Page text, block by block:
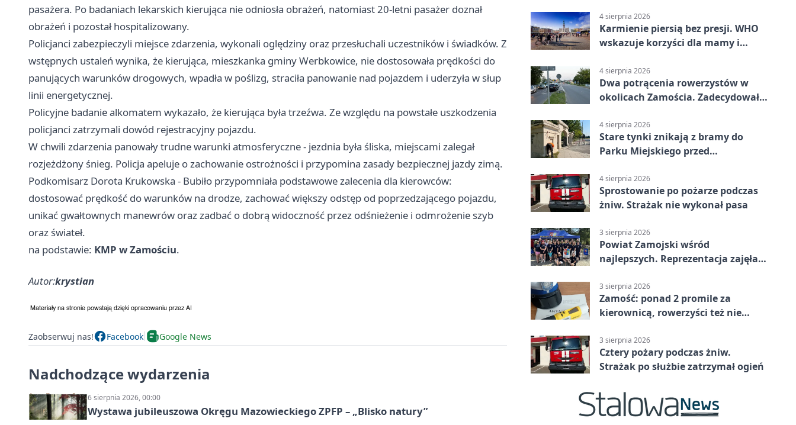
pasażera. Po badaniach lekarskich kierująca nie odniosła obrażeń, natomiast 20-letni pasażer doznał
obrażeń i pozostał hospitalizowany.
Policjanci zabezpieczyli miejsce zdarzenia, wykonali oględziny oraz przesłuchali uczestników i świadków. Z
wstępnych ustaleń wynika, że kierująca, mieszkanka gminy Werbkowice, nie dostosowała prędkości do
panujących warunków drogowych, wpadła w poślizg, straciła panowanie nad pojazdem i uderzyła w słup
linii energetycznej.
Policyjne badanie alkomatem wykazało, że kierująca była trzeźwa. Ze względu na powstałe uszkodzenia
policjanci zatrzymali dowód rejestracyjny pojazdu.
W chwili zdarzenia panowały trudne warunki atmosferyczne - jezdnia była śliska, miejscami zalegał
rozjeżdżony śnieg. Policja apeluje o zachowanie ostrożności i przypomina zasady bezpiecznej jazdy zimą.
Podkomisarz Dorota Krukowska - Bubiło przypomniała podstawowe zalecenia dla kierowców:
dostosować prędkość do warunków na drodze, zachować większy odstęp od poprzedzającego pojazdu,
unikać gwałtownych manewrów oraz zadbać o dobrą widoczność przez odśnieżenie i odmrożenie szyb
oraz świateł.
na podstawie: KMP w Zamościu.
Autor:krystian
Zaobserwuj nas! Facebook Google News
Nadchodzące wydarzenia
6 sierpnia 2026, 00:00
Wystawa jubileuszowa Okręgu Mazowieckiego ZPFP – „Blisko natury”
4 sierpnia 2026
Karmienie piersią bez presji. WHO
wskazuje korzyści dla mamy i
4 sierpnia 2026
Dwa potrącenia rowerzystów w
okolicach Zamościa. Zadecydowało
4 sierpnia 2026
Stare tynki znikają z bramy do
Parku Miejskiego przed
4 sierpnia 2026
Sprostowanie po pożarze podczas
żniw. Strażak nie wykonał pasa
3 sierpnia 2026
Powiat Zamojski wśród
najlepszych. Reprezentacja zajęła
3 sierpnia 2026
Zamość: ponad 2 promile za
kierownicą, rowerzyści też nie
3 sierpnia 2026
Cztery pożary podczas żniw.
Strażak po służbie zatrzymał ogień